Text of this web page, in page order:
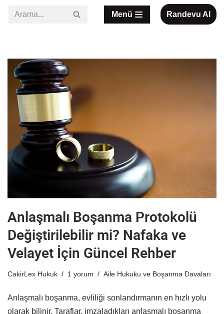
Menü Randevu Al
Anlaşmalı Boşanma Protokolü
Değiştirilebilir mi? Nafaka ve
Velayet İçin Güncel Rehber
CakirLex Hukuk 1 yorum Aile Hukuku ve Boşanma Davaları
Anlaşmalı boşanma, evliliği sonlandırmanın en hızlı yolu
olarak bilinir. Taraflar, imzaladıkları anlaşmalı boşanma